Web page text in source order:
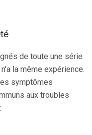
de toute une série
la même expérience.
symptômes
aux troubles